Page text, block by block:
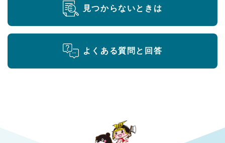
見つからないときは
よくある質問と回答